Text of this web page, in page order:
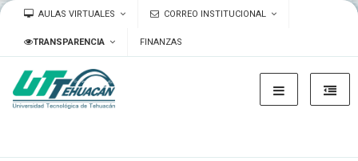
AULAS VIRTUALES CORREO INSTITUCIONAL
TRANSPARENCIA FINANZAS